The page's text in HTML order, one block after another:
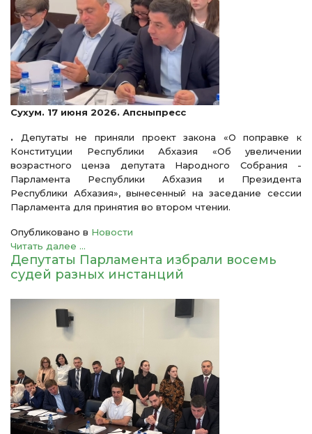
Сухум. 17 июня 2026. Апсныпресс
. Депутаты не приняли проект закона «О поправке к
Конституции Республики Абхазия «Об увеличении
возрастного ценза депутата Народного Собрания -
Парламента Республики Абхазия и Президента
Республики Абхазия», вынесенный на заседание сессии
Парламента для принятия во втором чтении.
Опубликовано в Новости
Читать далее ...
Депутаты Парламента избрали восемь
судей разных инстанций